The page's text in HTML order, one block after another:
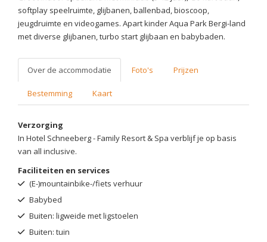
softplay speelruimte, glijbanen, ballenbad, bioscoop,
jeugdruimte en videogames. Apart kinder Aqua Park Bergi-land
met diverse glijbanen, turbo start glijbaan en babybaden.
Over de accommodatie Foto's Prijzen
Bestemming Kaart
Verzorging
In Hotel Schneeberg - Family Resort & Spa verblijf je op basis
van all inclusive.
Faciliteiten en services
(E-)mountainbike-/fiets verhuur
Babybed
Buiten: ligweide met ligstoelen
Buiten: tuin